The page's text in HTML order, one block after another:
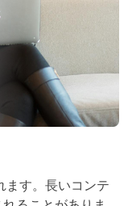
ます。長いコンテ